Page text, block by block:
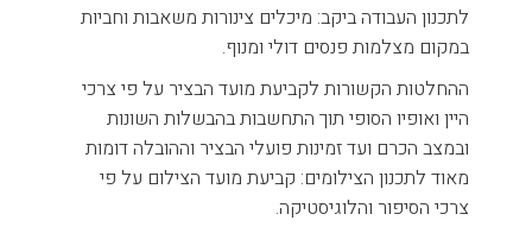
לתכנון העבודה ביקב: מיכלים צינורות משאבות וחביות
במקום מצלמות פנסים דולי ומנוף.
ההחלטות הקשורות לקביעת מועד הבציר על פי צרכי
היין ואופיו הסופי תוך התחשבות בהבשלות השונות
ובמצב הכרם ועד זמינות פועלי הבציר וההובלה דומות
מאוד לתכנון הצילומים: קביעת מועד הצילום על פי
צרכי הסיפור והלוגיסטיקה.